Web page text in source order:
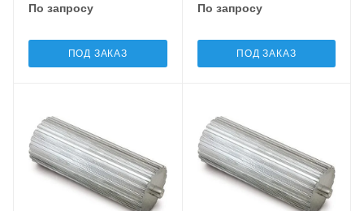
По запросу
ПОД ЗАКАЗ
По запросу
ПОД ЗАКАЗ